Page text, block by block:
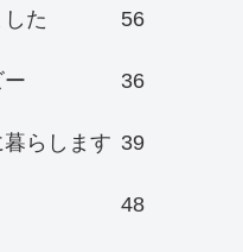
た 56
36
らします 39
48